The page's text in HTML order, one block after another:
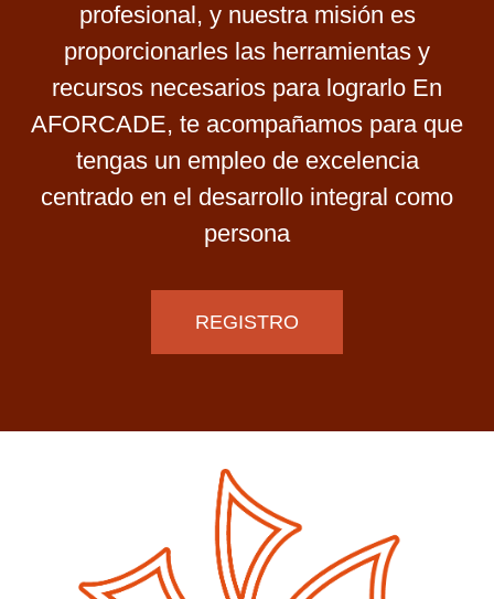
profesional, y nuestra misión es
proporcionarles las herramientas y
recursos necesarios para lograrlo En
AFORCADE, te acompañamos para que
tengas un empleo de excelencia
centrado en el desarrollo integral como
persona
REGISTRO